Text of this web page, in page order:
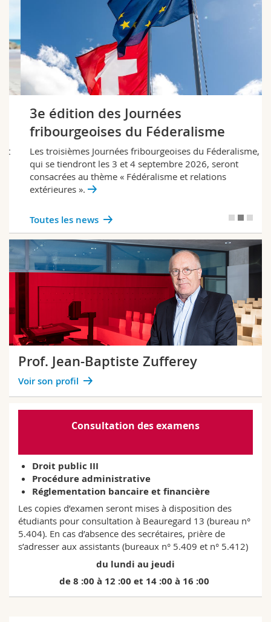
Sciences et médecine
Interfacultaire
Doctorants
Programme des cours
MyUnifr
3e édition des Journées
fribourgeoises du Féderalisme
Les troisièmes Journées fribourgeoises du Féderalisme,
qui se tiendront les 3 et 4 septembre 2026, seront
consacrées au thème « Fédéralisme et relations
extérieures ».
Toutes les news
Prof. Jean-Baptiste Zufferey
Voir son profil
Consultation des examens
Droit public III
Procédure administrative
Réglementation bancaire et financière
Les copies d’examen seront mises à disposition des
étudiants pour consultation à Beauregard 13 (bureau n°
5.404). En cas d’absence des secrétaires, prière de
s’adresser aux assistants (bureaux n° 5.409 et n° 5.412)
du lundi au jeudi
de 8 :00 à 12 :00 et 14 :00 à 16 :00